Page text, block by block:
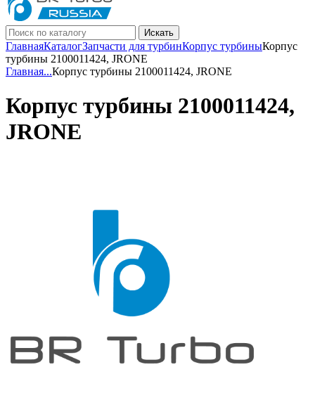
Искать
ГлавнаяКаталогЗапчасти для турбинКорпус турбиныКорпус
турбины 2100011424, JRONE
Главная...Корпус турбины 2100011424, JRONE
Корпус турбины 2100011424,
JRONE